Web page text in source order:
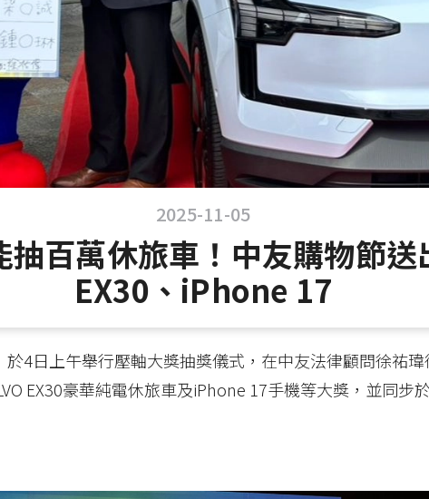
2025-11-05
百萬休旅車！中友購物節送
EX30、iPhone 17
4日上午舉行壓軸大獎抽獎儀式，在中友法律顧問徐祐
EX30豪華純電休旅車及iPhone 17手機等大獎，並同步